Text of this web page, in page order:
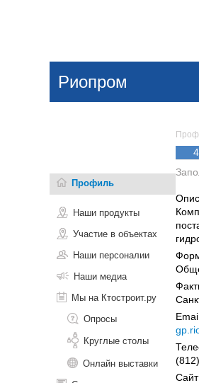
Поиск
Риопром
Профиль
Наши продукты
Участие в объектах
Наши персоналии
Наши медиа
Мы на Ктостроит.ру
Опросы
Круглые столы
Онлайн выставки